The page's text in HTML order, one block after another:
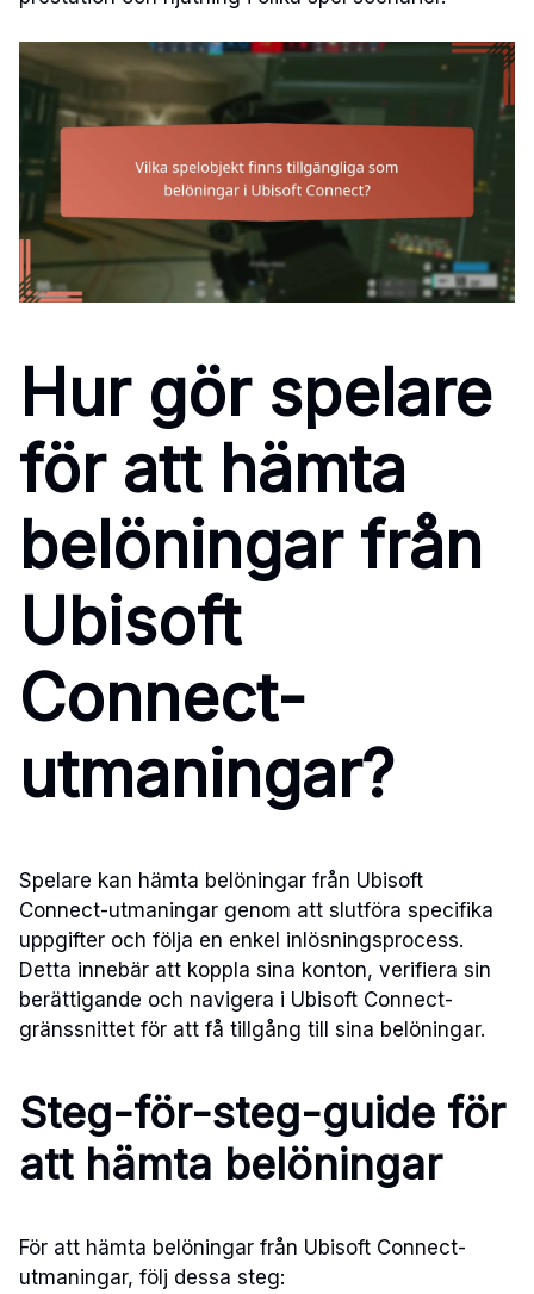
Hur gör spelare
för att hämta
belöningar från
Ubisoft
Connect-
utmaningar?
Spelare kan hämta belöningar från Ubisoft
Connect-utmaningar genom att slutföra specifika
uppgifter och följa en enkel inlösningsprocess.
Detta innebär att koppla sina konton, verifiera sin
berättigande och navigera i Ubisoft Connect-
gränssnittet för att få tillgång till sina belöningar.
Steg-för-steg-guide för
att hämta belöningar
För att hämta belöningar från Ubisoft Connect-
utmaningar, följ dessa steg: